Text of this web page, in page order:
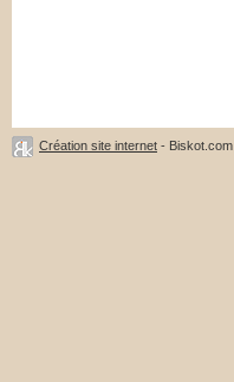
Création site internet - Biskot.com